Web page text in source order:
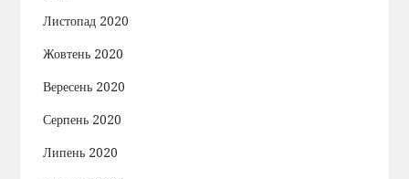
Листопад 2020
Жовтень 2020
Вересень 2020
Серпень 2020
Липень 2020